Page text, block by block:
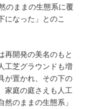
のままの生態系に覆
になった」とのこ
再開発の美名のもと
工芝グラウンドも増
が置かれ、その下の
家庭の庭さえも人工
のままの生態系」